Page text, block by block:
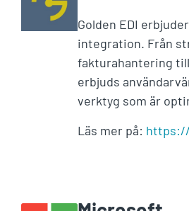
Golden EDI
integration. Från
fakturahantering
erbjuds
verktyg som är
Läs mer på: